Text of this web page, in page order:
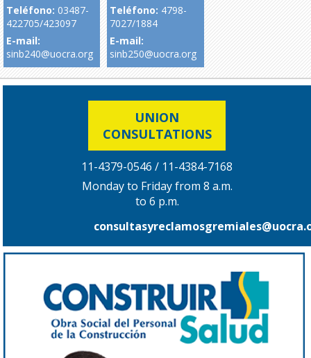
Teléfono: 03487-
422705/423097
E-mail:
sinb240@uocra.org
Teléfono: 4798-
7027/1884
E-mail:
sinb250@uocra.org
UNION
CONSULTATIONS
11-4379-0546 / 11-4384-7168
Monday to Friday from 8 a.m.
to 6 p.m.